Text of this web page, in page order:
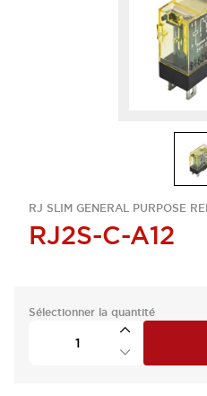
RJ SLIM GENERAL PURPOSE
RJ2S-C-A12
Sélectionner la quantité